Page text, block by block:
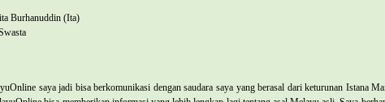
Burhanuddin (Ita)
saya jadi bisa berkomunikasi dengan saudara saya yang berasal dari keturunan Istana